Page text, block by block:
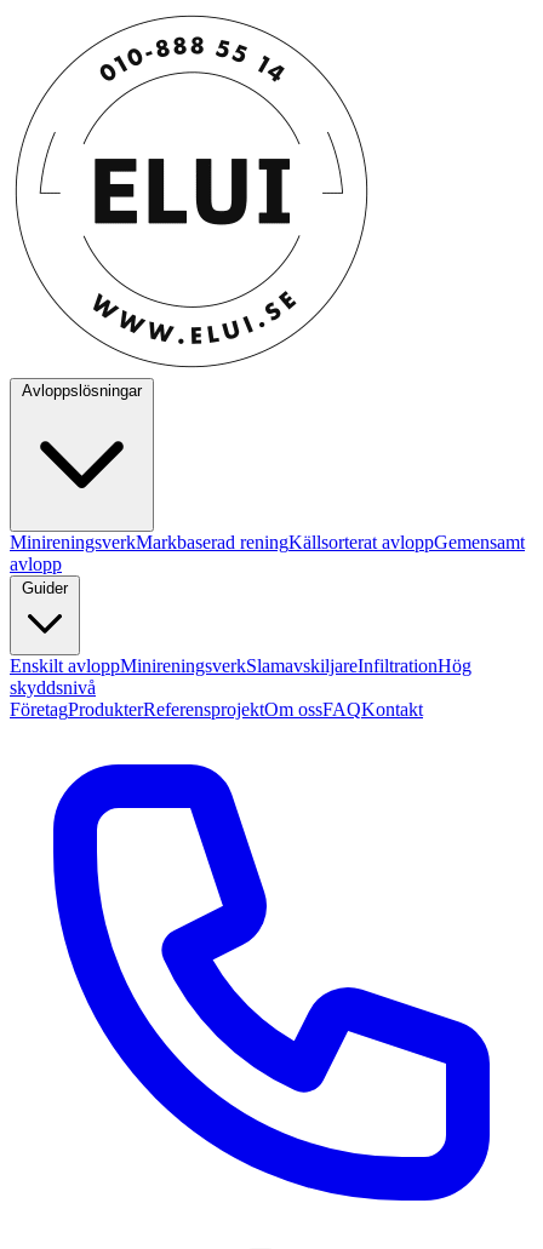
Avloppslösningar
MinireningsverkMarkbaserad reningKällsorterat avloppGemensamt
avlopp
Guider
Enskilt avloppMinireningsverkSlamavskiljareInfiltrationHög
skyddsnivå
FöretagProdukterReferensprojektOm ossFAQKontakt